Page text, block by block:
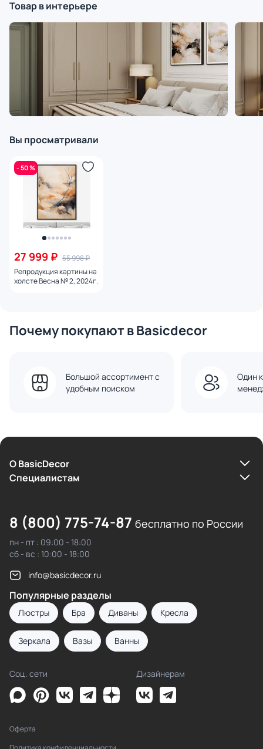
Товар в интерьере
Вы просматривали
- 50 %
27 999 ₽ 55 998 ₽
Репродукция картины на
холсте Весна № 2, 2024г.
Почему покупают в Basicdecor
Большой ассортимент с
удобным поиском
Один
О BasicDecor
Cпециалистам
8 (800) 775-74-87 бесплатно по России
пн - пт : 09:00 - 18:00
сб - вс : 10:00 - 18:00
info@basicdecor.ru
Популярные разделы
Люстры Бра Диваны Кресла
Зеркала Вазы Ванны
Соц. сети Дизайнерам
Оферта